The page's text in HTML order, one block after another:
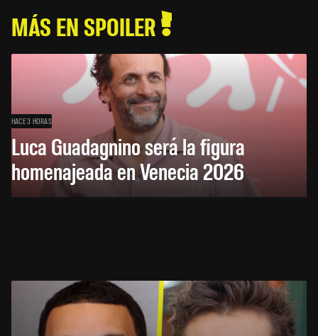
MÁS EN SPOILER
HACE 3 HORAS
Luca Guadagnino será la figura
homenajeada en Venecia 2026